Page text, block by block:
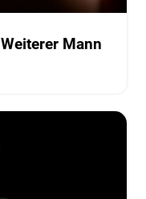
Mann